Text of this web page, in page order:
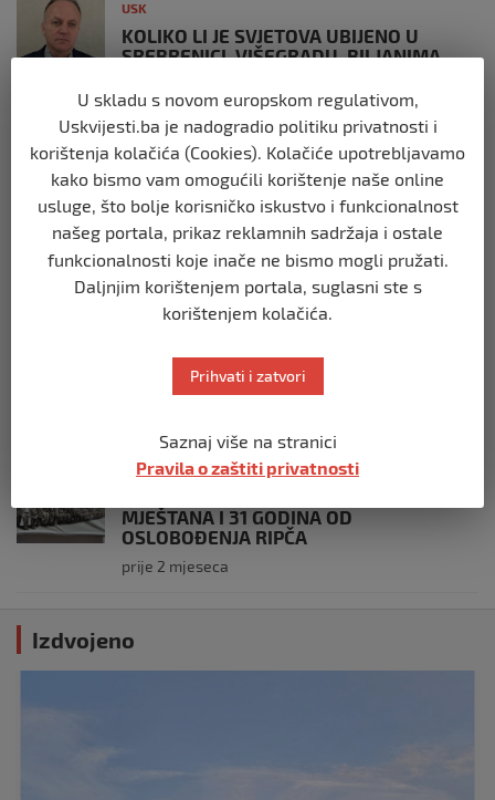
USK
KOLIKO LI JE SVJETOVA UBIJENO U
SREBRENICI, VIŠEGRADU, BILJANIMA,
prije 4 tjedna
USK
ČLANOVI GO SDA BIHAĆ PRISUSTVOVALI
OBILJEŽAVANJU 34. GODIŠNJICE ZLOČINA
U BILJANIMA
prije 1 mjesec
GRANICA IZMEĐU TRANSPARENTNOSTI I
JAVNOG LINČA
USK
MJEŠTANA I 31 GODINA OD
OSLOBOĐENJA RIPČA
prije 2 mjeseca
Izdvojeno
U skladu s novom europskom regulativom,
Uskvijesti.ba je nadogradio politiku privatnosti i
korištenja kolačića (Cookies). Kolačiće upotrebljavamo
kako bismo vam omogućili korištenje naše online
usluge, što bolje korisničko iskustvo i funkcionalnost
našeg portala, prikaz reklamnih sadržaja i ostale
funkcionalnosti koje inače ne bismo mogli pružati.
Daljnjim korištenjem portala, suglasni ste s
korištenjem kolačića.
Prihvati i zatvori
Saznaj više na stranici
Pravila o zaštiti privatnosti